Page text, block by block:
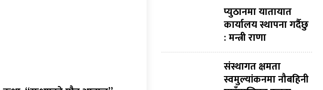
प्युठानमा यातायात
कार्यालय स्थापना गर्दैछु
: मन्त्री राणा
संस्थागत क्षमता
स्वमुल्यांकनमा नौबहिनी